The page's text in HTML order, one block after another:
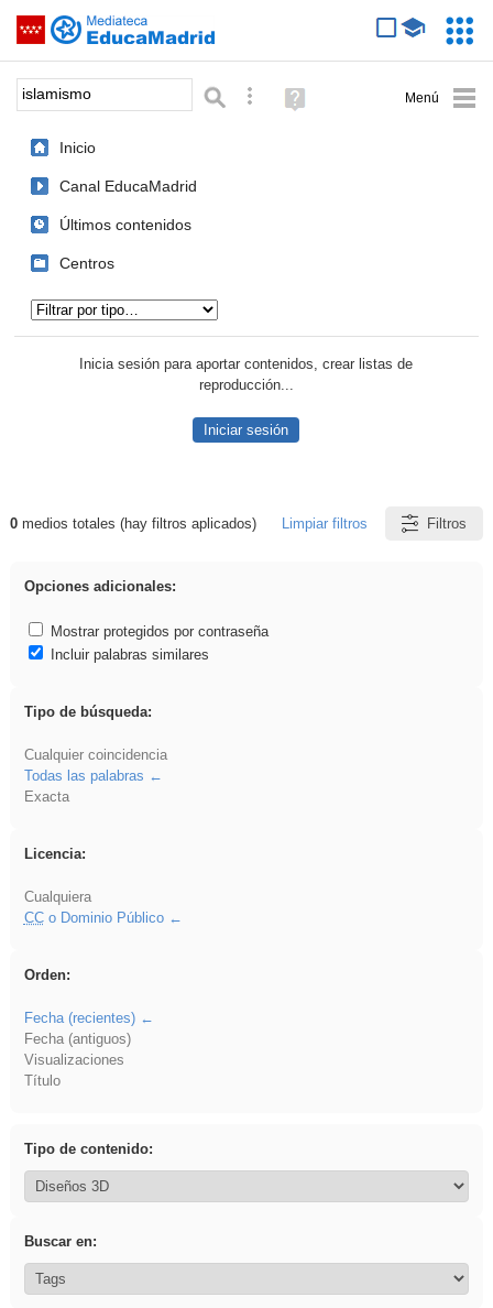
Saltar navegación
Palabra o frase: Búsqueda avanzada
Ayuda
(en
Inicio
Canal EducaMadrid
Últimos contenidos
Centros
Inicia sesión para aportar contenidos, crear listas de
reproducción...
Iniciar sesión
Resultados de: islamismo
0medios totales (hay filtros aplicados) Limpiar filtros Filtros
Opciones adicionales:
Mostrar protegidos por contraseña
Incluir palabras similares
Tipo de búsqueda:
Cualquier coincidencia
Todas las palabras
Exacta
Licencia:
Cualquiera
CCo Dominio Público
Orden:
Fecha (recientes)
Fecha (antiguos)
Visualizaciones
Título
Tipo de contenido:
Buscar en: